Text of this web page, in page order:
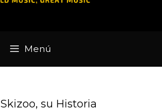
Menú
Skizoo, su Historia